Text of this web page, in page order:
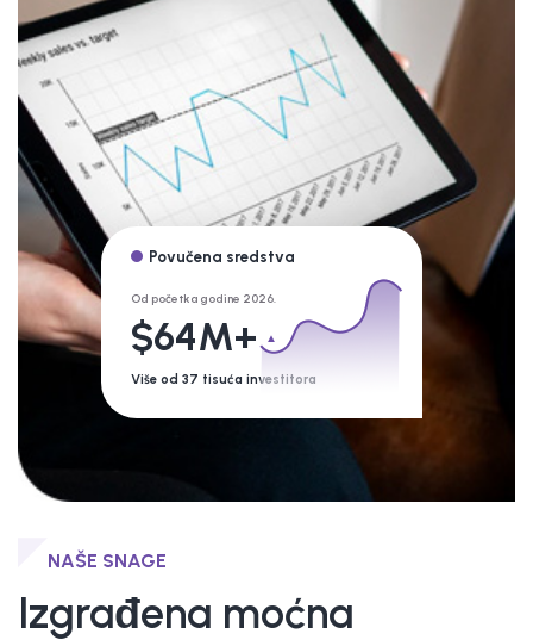
Povučena sredstva
Od početka godine 2026.
$64M+
Više od 37 tisuća investitora
NAŠE SNAGE
Izgrađena moćna